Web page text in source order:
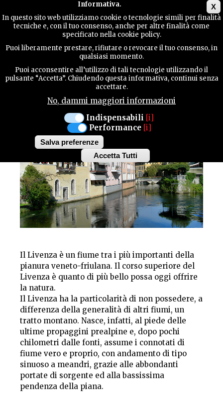
X
Informativa.
In questo sito web utilizziamo cookie o tecnologie simili per finalità
tecniche e, con il tuo consenso, anche per altre finalità come
specificato nella cookie policy.
Puoi liberamente prestare, rifiutare o revocare il tuo consenso, in
qualsiasi momento.
Puoi acconsentire all’utilizzo di tali tecnologie utilizzando il
pulsante “Accetta”. Chiudendo questa informativa, continui senza
accettare.
No, dammi maggiori informazioni
Indispensabili [i]
Performance [i]
Salva preferenze
Accetta Tutti
Withdraw
consent
CONTATTI
Natura / Acque
SACILE
FIUME LIVENZA
Il Livenza è un fiume tra i più importanti della
pianura veneto-friulana. Il corso superiore del
Livenza è quanto di più bello possa oggi offrire
la natura.
Il Livenza ha la particolarità di non possedere, a
differenza della generalità di altri fiumi, un
tratto montano. Nasce, infatti, al piede delle
ultime propaggini prealpine e, dopo pochi
chilometri dalle fonti, assume i connotati di
fiume vero e proprio, con andamento di tipo
sinuoso a meandri, grazie alle abbondanti
portate di sorgente ed alla bassissima
pendenza della piana.